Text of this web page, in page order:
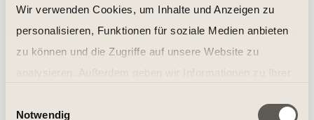
Wir verwenden Cookies, um Inhalte und Anzeigen zu
personalisieren, Funktionen für soziale Medien anbieten
zu können und die Zugriffe auf unsere Website zu
soziale Medien, Werbung und Analysen weiter. Unsere
Notwendig